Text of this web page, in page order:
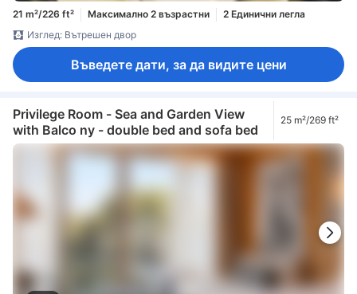
21 m²/226 ft² Максимално 2 възрастни
2 Единични легла
Изглед: Вътрешен двор
Въведете дати, за да видите цени
Privilege Room - Sea and Garden View
with Balco ny - double bed and sofa bed
25 m²/269 ft²